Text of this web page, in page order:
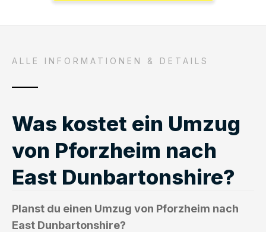
ALLE INFORMATIONEN & DETAILS
Was kostet ein Umzug
von Pforzheim nach
East Dunbartonshire?
Planst du einen Umzug von Pforzheim nach
East Dunbartonshire?